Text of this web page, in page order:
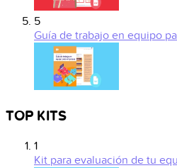
5
Guía de trabajo en equipo
TOP KITS
1
Kit para evaluación de tu